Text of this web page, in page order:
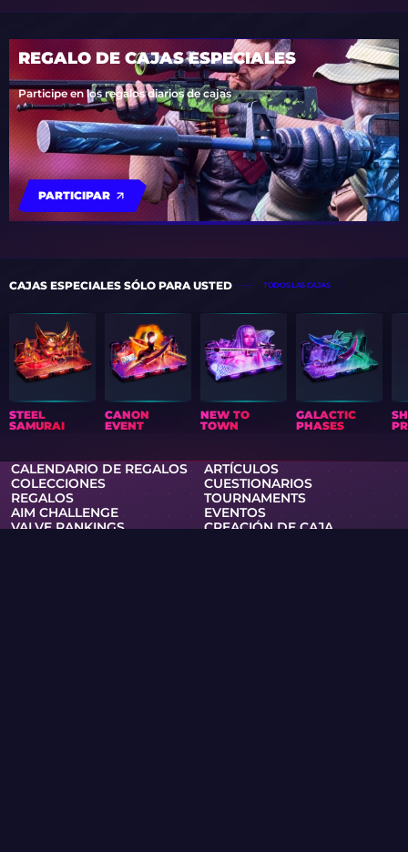
REGALO DE CAJAS ESPECIALES
Participe en los regalos diarios de cajas
PARTICIPAR
CAJAS ESPECIALES SÓLO PARA USTED TODOS LAS CAJAS
STEEL
SAMURAI
CANON
EVENT
NEW TO
TOWN
GALACTIC
PHASES
CALENDARIO DE REGALOS
ARTÍCULOS
COLECCIONES
CUESTIONARIOS
REGALOS
TOURNAMENTS
AIM CHALLENGE
EVENTOS
VALVE RANKINGS
CREACIÓN DE CAJA